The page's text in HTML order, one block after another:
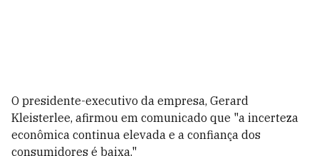
O presidente-executivo da empresa, Gerard
Kleisterlee, afirmou em comunicado que "a incerteza
econômica continua elevada e a confiança dos
consumidores é baixa."